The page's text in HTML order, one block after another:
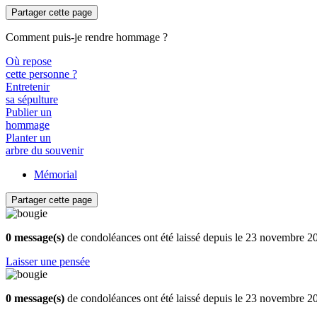
Partager cette page
Comment puis-je rendre hommage ?
Où repose
cette personne ?
Entretenir
sa sépulture
Publier un
hommage
Planter un
arbre du souvenir
Mémorial
Partager cette page
0 message(s) de condoléances ont été laissé depuis le 23 novembre
Laisser une pensée
0 message(s) de condoléances ont été laissé depuis le 23 novembre